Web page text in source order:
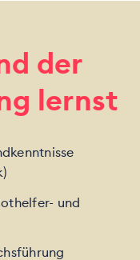
der
lernst
und